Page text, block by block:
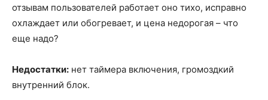
отзывам пользователей работает оно тихо, исправно
охлаждает или обогревает, и цена недорогая – что
еще надо?
Недостатки: нет таймера включения, громоздкий
внутренний блок.